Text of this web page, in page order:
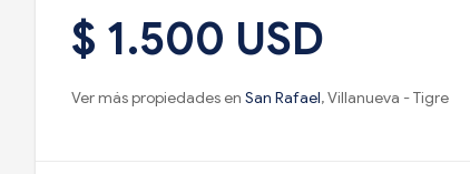
$ 1.500 USD
Ver más propiedades en San Rafael, Villanueva - Tigre